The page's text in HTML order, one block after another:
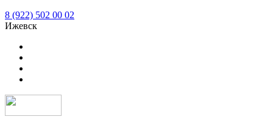
8 (922) 502 00 02
Ижевск